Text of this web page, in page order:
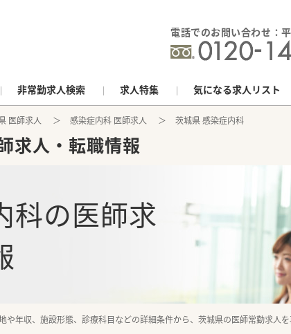
電話でのお問い合わせ：
非常勤求人検索 求人特集 気になる求人リスト
医師求人 感染症内科 医師求人 茨城県 感染症内科
求人・転職情報
科の医師求
年収、施設形態、診療科目などの詳細条件から、茨城県の医師常勤求人を